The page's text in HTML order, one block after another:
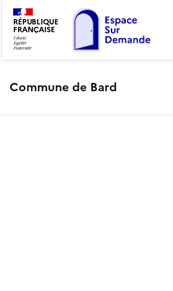
RÉPUBLIQUE
FRANÇAISE
Commune de Bard